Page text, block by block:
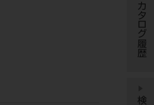
カタログ履歴